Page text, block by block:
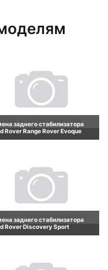
заднего стабилизатора
Rover Range Rover Evoque
заднего стабилизатора
Rover Discovery Sport